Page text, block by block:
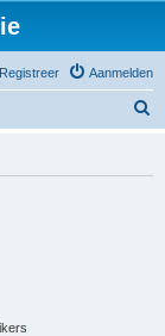
Aanmelden
Registreer